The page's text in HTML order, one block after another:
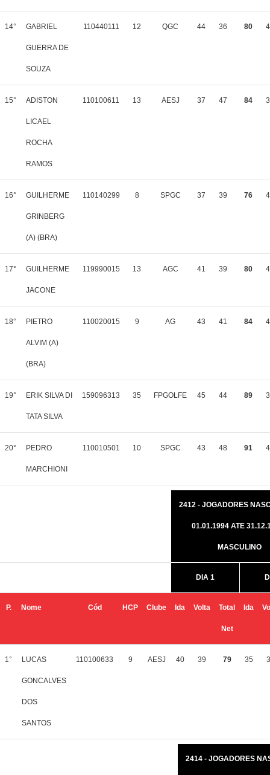
14° GABRIEL
GUERRA DE
SOUZA
110440111 12 QGC 44 36 80
15° ADISTON
LICAEL
ROCHA
RAMOS
110100611 13 AESJ 37 47 84
16° GUILHERME
GRINBERG
(A) (BRA)
110140299 8 SPGC 37 39 76
17° GUILHERME
JACONE
119990015 13 AGC 41 39 80
18° PIETRO
ALVIM (A)
(BRA)
110020015 9 AG 43 41 84
19° ERIK SILVA DI
TATA SILVA
159096313 35 FPGOLFE 45 44 89
20° PEDRO
MARCHIONI
110010501 10 SPGC 43 48 91
2412 - JOGADORES
01.01.1994 ATE
MASCULINO
DIA 1
P. Nome Cód HCP Clube Ida Volta Total
Net
Ida
1° LUCAS
GONCALVES
DOS
SANTOS
110100633 9 AESJ 40 39 79 35
2414 - JOGADORES